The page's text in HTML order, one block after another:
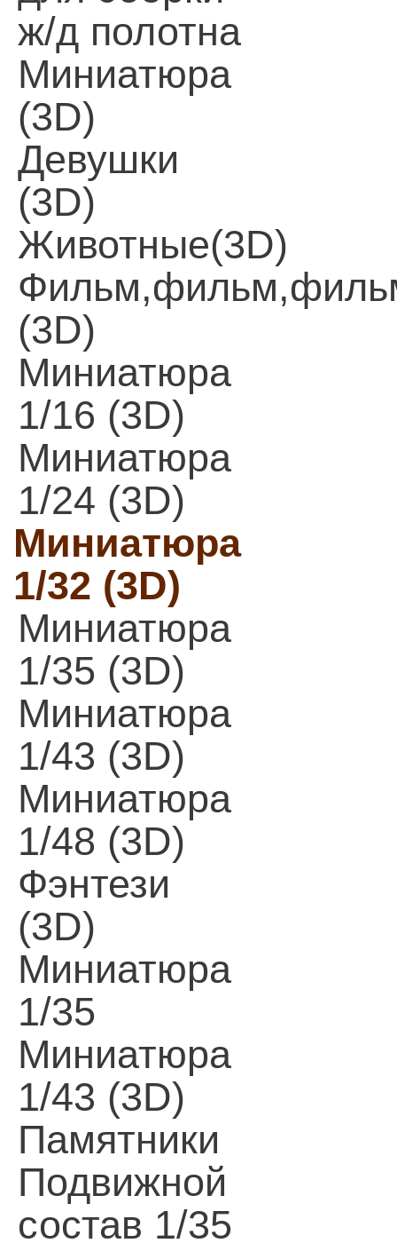
ж/д полотна
Миниатюра
(3D)
Девушки
(3D)
Животные(3D)
(3D)
Миниатюра
1/16 (3D)
Миниатюра
1/24 (3D)
Миниатюра
1/32 (3D)
Миниатюра
1/35 (3D)
Миниатюра
1/43 (3D)
Миниатюра
1/48 (3D)
Фэнтези
(3D)
Миниатюра
1/35
Миниатюра
1/43 (3D)
Памятники
Подвижной
состав 1/35